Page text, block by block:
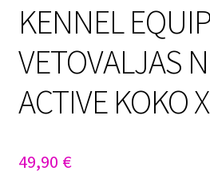
KENNEL EQUIP
VETOVALJAS
ACTIVE KOKO
49,90 €